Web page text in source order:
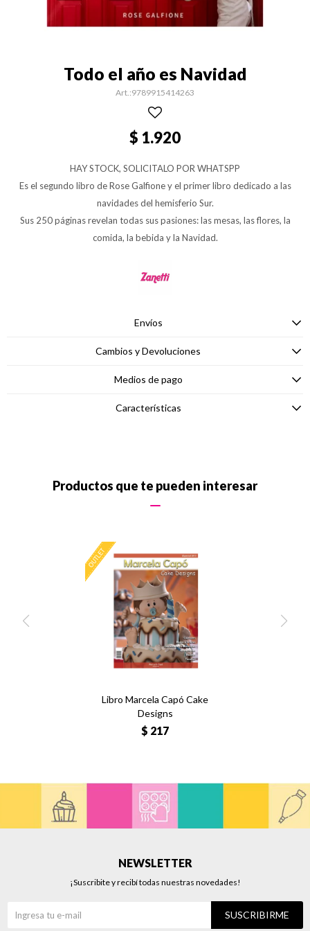
Todo el año es Navidad
9789915414263
$ 1.920
HAY STOCK, SOLICITALO POR WHATSPP
Es el segundo libro de Rose Galfione y el primer libro dedicado a las
navidades del hemisferio Sur.
Sus 250 páginas revelan todas sus pasiones: las mesas, las flores, la
comida, la bebida y la Navidad.
Envíos
Cambios y Devoluciones
Medios de pago
Características
Productos que te pueden interesar
Libro Marcela Capó Cake
Designs
$ 217
NEWSLETTER
¡Suscribite y recibí todas nuestras novedades!
SUSCRIBIRME